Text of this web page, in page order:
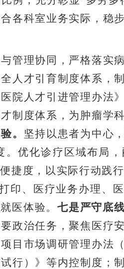
各科室业务实际，稳
管理协同，严格落实
人才引育制度体系，
院人才引进管理办法
制度体系，为肿瘤学
。
坚持以患者为中心
优化诊疗区域布局
捷度，以实际行动践行
印、医疗业务办理、
医体验。七是严守底
政治任务，聚焦医疗
目市场调研管理办法
行）》等内控制度；